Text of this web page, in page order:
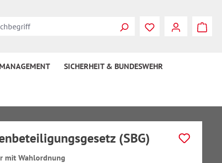
SICHERHEIT & BUNDESWEHR
(SBG)
mit Wahlordnung